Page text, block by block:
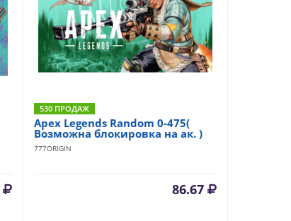
530 ПРОДАЖ
Apex Legends Random 0-475(
Возможна блокировка на ак. )
777ORIGIN
86.67